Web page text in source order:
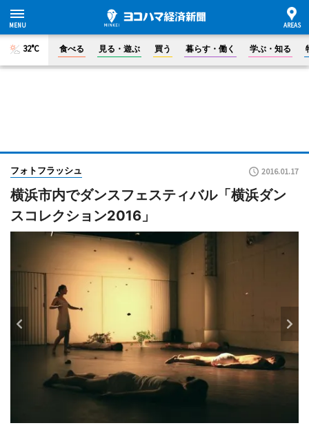
32°C 食べる 見る・遊ぶ 買う 暮らす・働く 学ぶ・知る
フォトフラッシュ 2016.01.17
横浜市内でダンスフェスティバル「横浜ダン
スコレクション2016」